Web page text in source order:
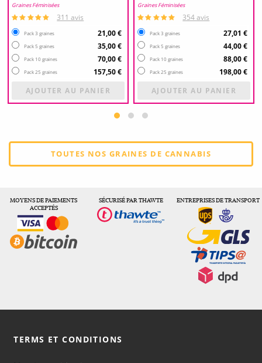
Graines Féminisées
311 avis
Pack 3 graines 21,00 €
Pack 5 graines 35,00 €
Pack 10 graines 70,00 €
Pack 25 graines
157,50 €
AJOUTER AU PANIER
Graines Féminisées
354 avis
Pack 3 graines 27,01 €
Pack 5 graines 44,00 €
Pack 10 graines 88,00 €
Pack 25 graines
198,00 €
AJOUTER AU PANIER
TOUTES NOS GRAINES DE CANNABIS
MOYENS DE PAIEMENTS
ACCEPTÉS
SÉCURISÉ PAR THAWTE ENTREPRISES DE TRANSPORT
TERMS ET CONDITIONS